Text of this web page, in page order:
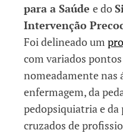
para a Saúde e do
Intervenção
Foi delineado um
com variados
nomeadamente nas
enfermagem, da
pedopsiquiatria e da
cruzados de